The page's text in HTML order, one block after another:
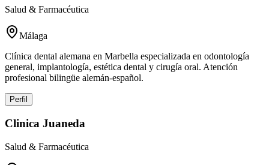
Salud & Farmacéutica
Málaga
Clínica dental alemana en Marbella especializada en odontología
general, implantología, estética dental y cirugía oral. Atención
profesional bilingüe alemán-español.
Perfil
Clinica Juaneda
Salud & Farmacéutica